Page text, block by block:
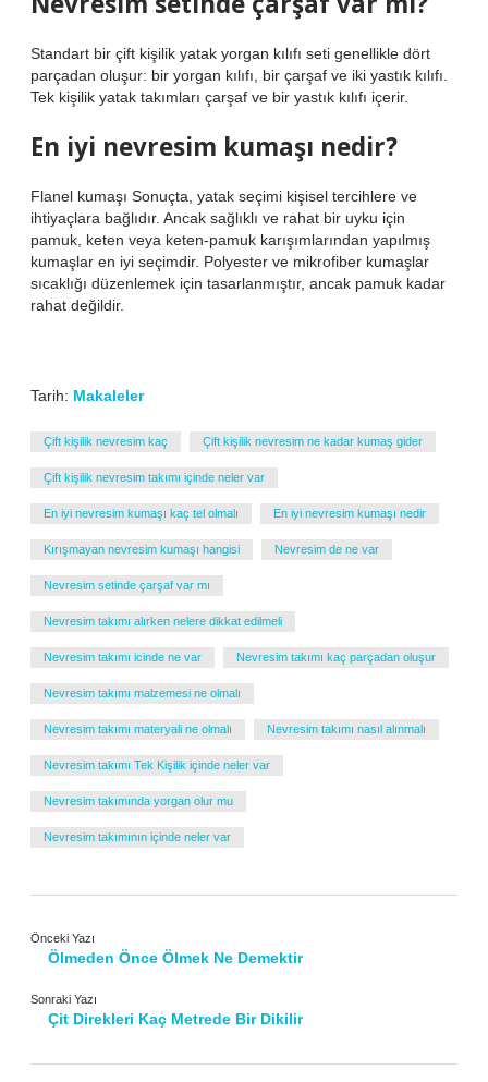
Standart bir çift kişilik yatak yorgan kılıfı seti genellikle dört
parçadan oluşur: bir yorgan kılıfı, bir çarşaf ve iki yastık kılıfı.
Tek kişilik yatak takımları çarşaf ve bir yastık kılıfı içerir.
En iyi nevresim kumaşı nedir?
Flanel kumaşı Sonuçta, yatak seçimi kişisel tercihlere ve
ihtiyaçlara bağlıdır. Ancak sağlıklı ve rahat bir uyku için
pamuk, keten veya keten-pamuk karışımlarından yapılmış
kumaşlar en iyi seçimdir. Polyester ve mikrofiber kumaşlar
sıcaklığı düzenlemek için tasarlanmıştır, ancak pamuk kadar
rahat değildir.
Tarih: Makaleler
Çift kişilik nevresim kaç Çift kişilik nevresim ne kadar kumaş gider
Çift kişilik nevresim takımı içinde neler var
En iyi nevresim kumaşı kaç tel olmalı En iyi nevresim kumaşı nedir
Kırışmayan nevresim kumaşı hangisi Nevresim de ne var
Nevresim setinde çarşaf var mı
Nevresim takımı alırken nelere dikkat edilmeli
Nevresim takımı icinde ne var Nevresim takımı kaç parçadan oluşur
Nevresim takımı malzemesi ne olmalı
Nevresim takımı materyali ne olmalı Nevresim takımı nasıl alınmalı
Nevresim takımı Tek Kişilik içinde neler var
Nevresim takımında yorgan olur mu
Nevresim takımının içinde neler var
Önceki Yazı
Ölmeden Önce Ölmek Ne Demektir
Sonraki Yazı
Çit Direkleri Kaç Metrede Bir Dikilir